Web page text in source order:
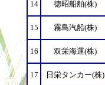
14 徳昭船舶(株)
15 霧島汽船(株)
16 双栄海運(株)
17 日栄タンカー(株)